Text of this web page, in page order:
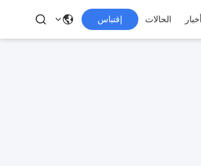
أخبار الحالات إقتباس